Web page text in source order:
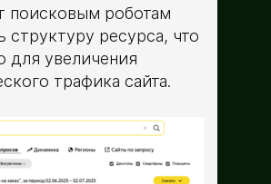
поисковым роботам
структуру ресурса, что
для увеличения
трафика сайта.